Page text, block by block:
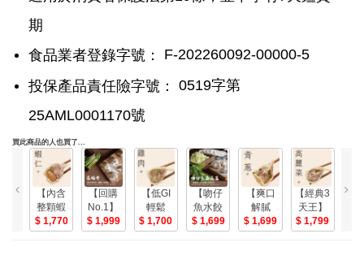
期
食品業者登錄字號：
F-202260092-00000-5
投保產品責任險字號：
0519字第
25AML0001170號
買此商品的人也買了...
【內含
整顆蝦
仁】李
大娘手
1,770
【回購
No.1】
李大娘
七號店
1,999
【低GI
輕鬆
吃】李
大娘手
1,700
【吻仔
魚水餃
超值
包】李
1,699
【爽口
解膩
組】 李
大娘手
1,699
【經典3
天王】
李大娘
手工水
1,799